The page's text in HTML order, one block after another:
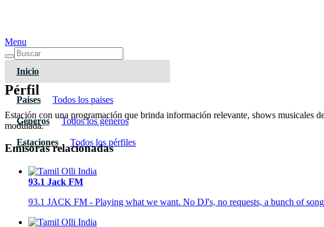
Menu
Inicio
Paises Todos los paises
Géneros Todos los géneros
Estaciones Todos los pérfiles
Pérfil
Estación con una programación que brinda información relevante, shows musicales
modulada.
Emisoras relacionadas
93.1 Jack FM
93.1 JACK FM - Playing what we want. No DJ's, no requests, a bunch of